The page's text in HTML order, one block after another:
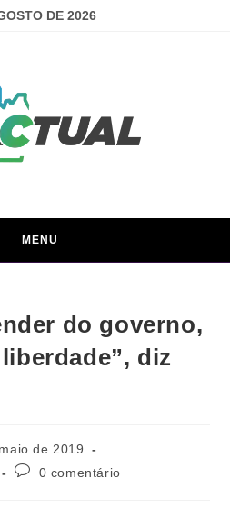
DE 2026
MENU
do governo,
diz
de 2019
0 comentário